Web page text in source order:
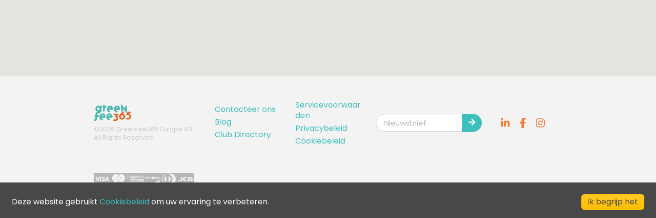
©2026 Greenfee365 Europe AB.
All Rights Reserved
Contacteer ons
Blog
Club Directory
Servicevoorwaar
den
Privacybeleid
Cookiebeleid
Deze website gebruikt Cookiebeleid om uw ervaring te verbeteren. Ik begrijp het